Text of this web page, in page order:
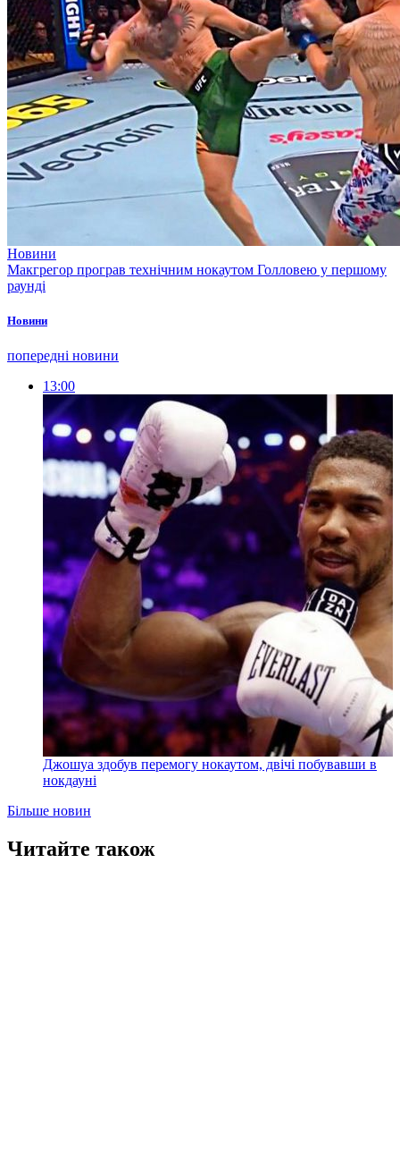
Новини
Макгрегор програв технічним нокаутом Голловею у першому
раунді
Новини
попередні новини
13:00
Джошуа здобув перемогу нокаутом, двічі побувавши в
нокдауні
Більше новин
Читайте також